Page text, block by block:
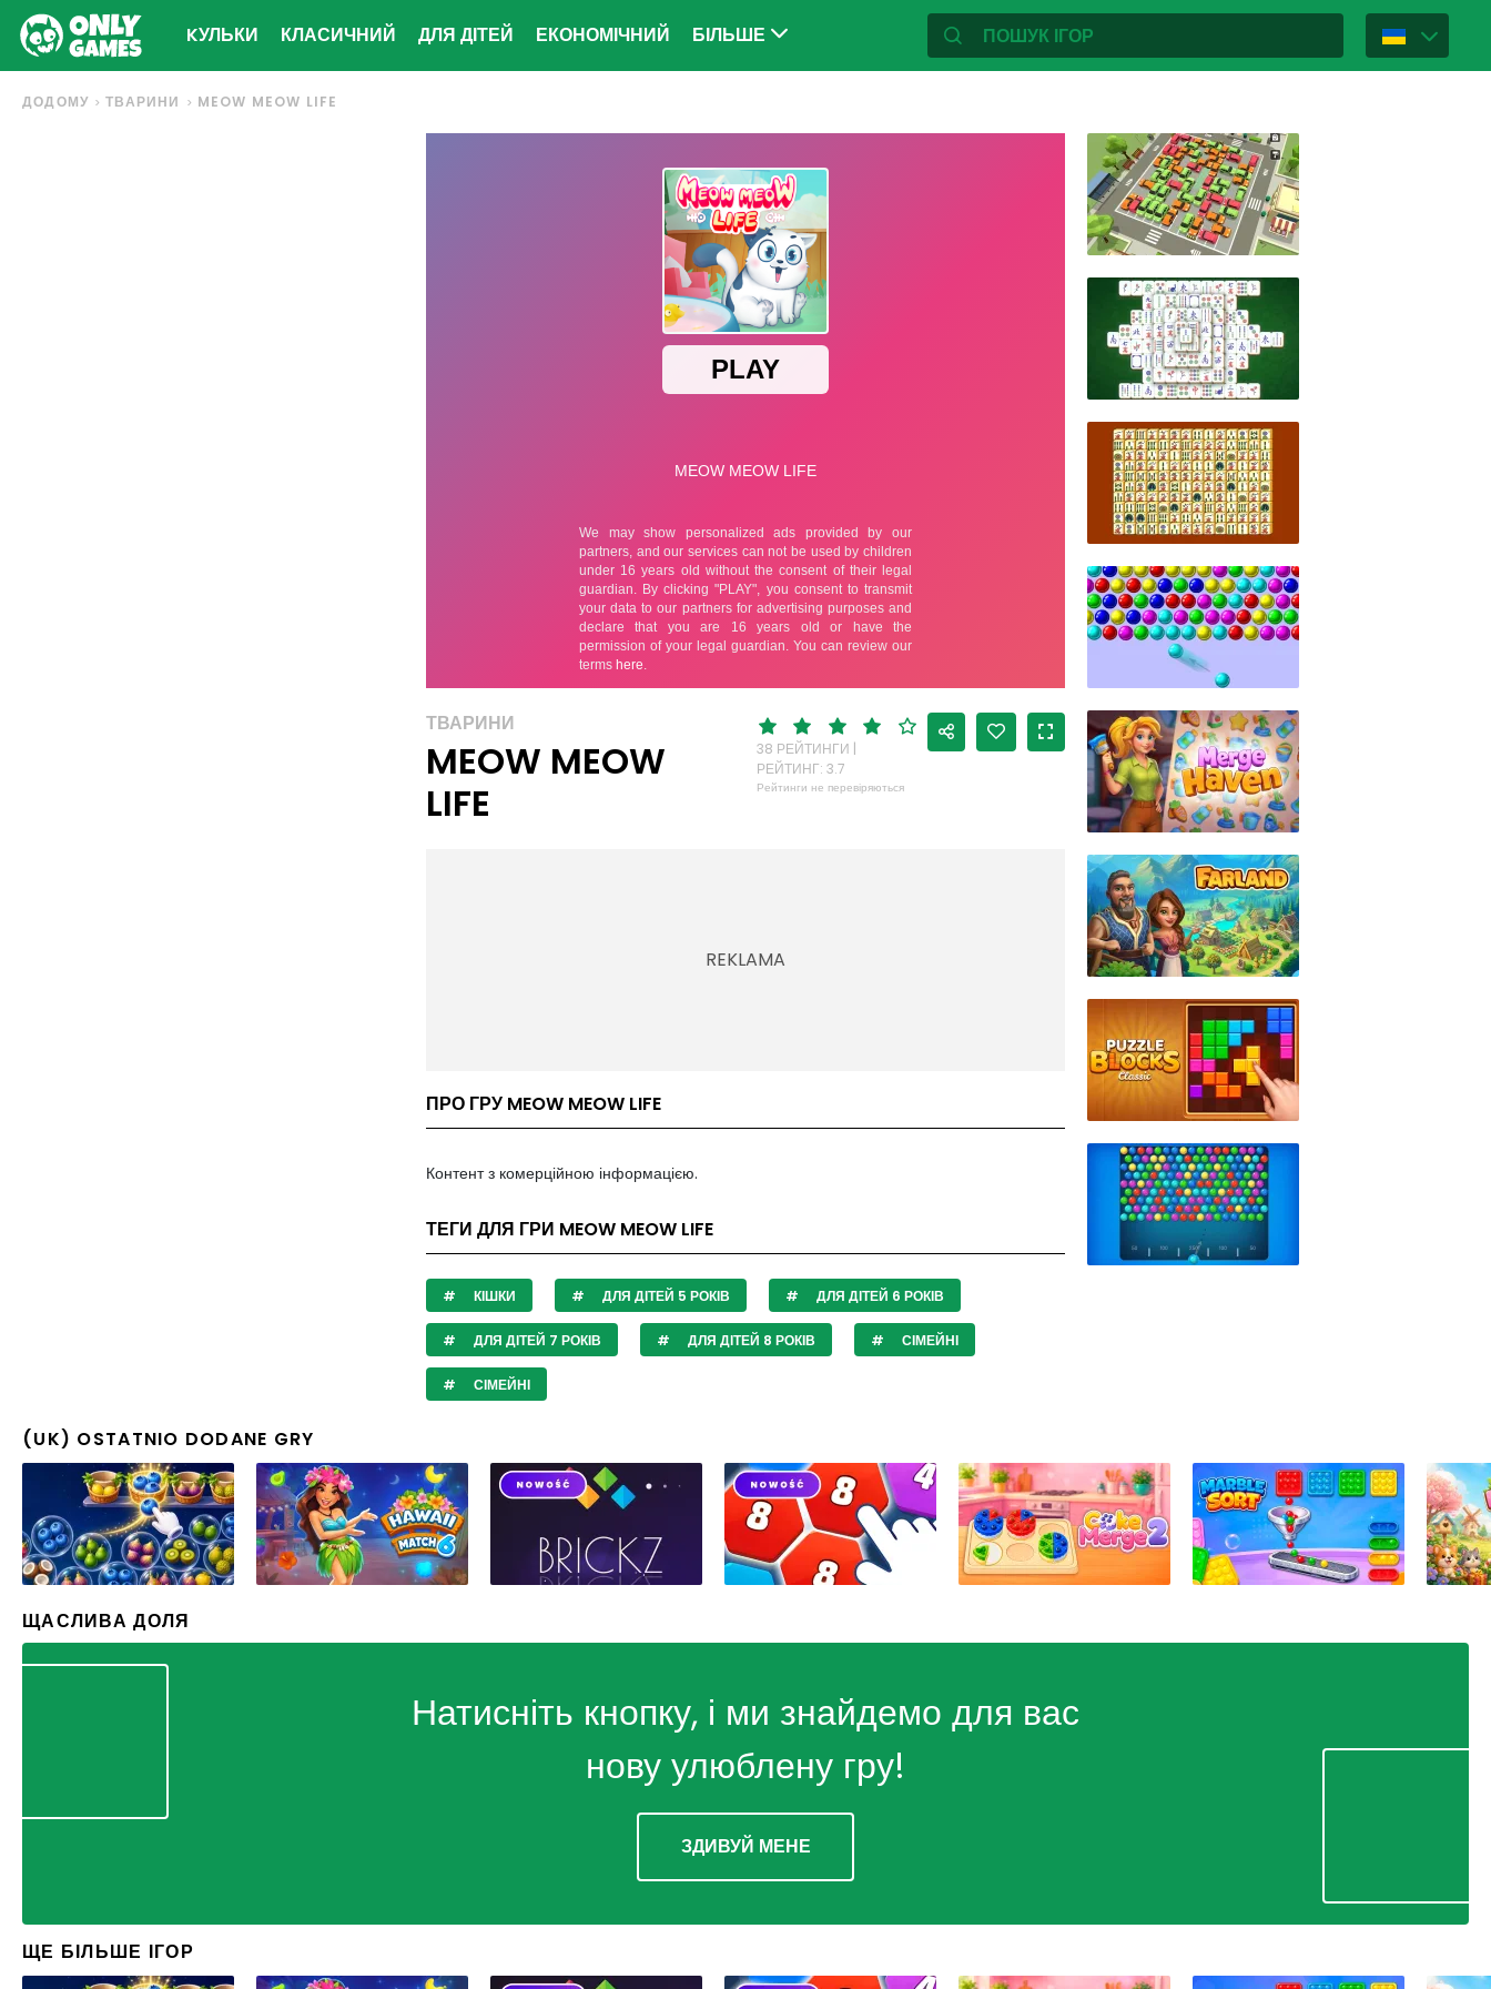
KУЛЬКИ КЛАСИЧНИЙ ДЛЯ ДІТЕЙ ЕКОНОМІЧНИЙ БІЛЬШЕ
ДОДОМУ ТВАРИНИ MEOW MEOW LIFE
ТВАРИНИ
MEOW MEOW
LIFE
38 РЕЙТИНГИ |
РЕЙТИНГ: 3.7
Рейтинги не перевіряються
ПРО ГРУ MEOW MEOW LIFE
Контент з комерційною інформацією.
ТЕГИ ДЛЯ ГРИ MEOW MEOW LIFE
КІШКИ ДЛЯ ДІТЕЙ 5 РОКІВ ДЛЯ ДІТЕЙ 6 РОКІВ
ДЛЯ ДІТЕЙ 7 РОКІВ ДЛЯ ДІТЕЙ 8 РОКІВ СІМЕЙНІ
СІМЕЙНІ
(UK) OSTATNIO DODANE GRY
ЩАСЛИВА ДОЛЯ
Натисніть кнопку, і ми знайдемо для вас
нову улюблену гру!
ЗДИВУЙ МЕНЕ
ЩЕ БІЛЬШЕ ІГОР